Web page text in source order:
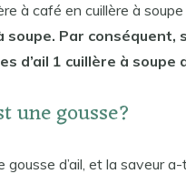
à café en cuillère à
soupe. Par conséquent,
d’ail 1 cuillère à soupe
une gousse?
d’ail, et la saveur